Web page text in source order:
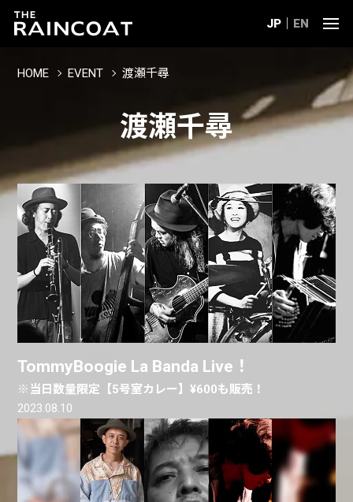
JP EN
HOME EVENT 渡瀬千尋
渡瀬千尋
TommyBoogie La Banda Live！
※当日数量限定【5号室カレー】¥600も販売！
2023.08.10